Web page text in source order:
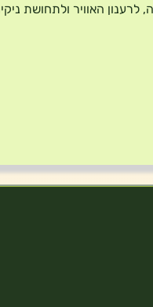
האוויר ולתחושת